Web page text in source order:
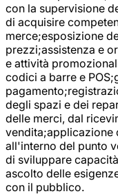
con la supervisione
di acquisire
merce;esposizione
prezzi;assistenza e
e attività
codici a barre e
degli spazi e dei
delle merci, dal
vendita;applicazione
all'interno del punto
di sviluppare
ascolto delle
con il pubblico.